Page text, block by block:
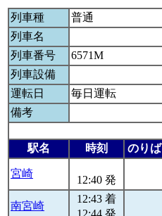
列車種
普通
列車名
列車番号
6571M
列車設備
運転日
毎日運転
備考
駅名 時刻 のりば
宮崎
12:40 発
南宮崎
12:43 着
12:44 発